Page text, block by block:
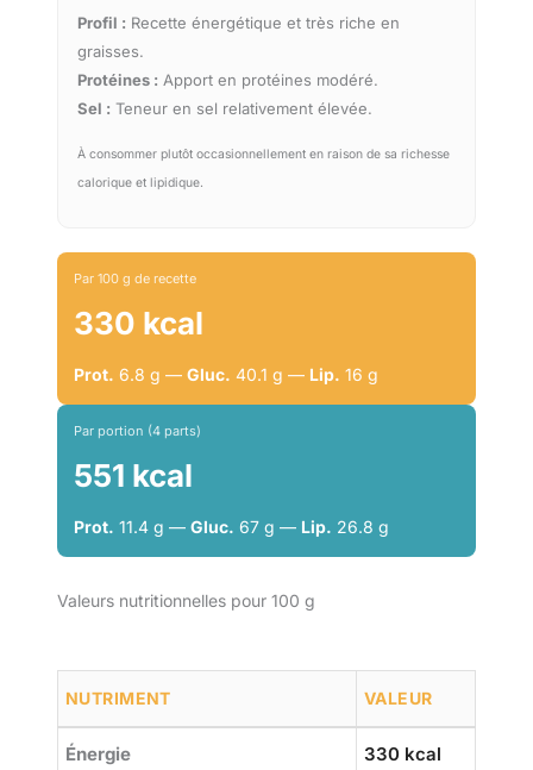
Profil : Recette énergétique et très riche en
graisses.
Protéines : Apport en protéines modéré.
Sel : Teneur en sel relativement élevée.
À consommer plutôt occasionnellement en raison de sa richesse
calorique et lipidique.
Par 100 g de recette
330 kcal
Prot. 6.8 g — Gluc. 40.1 g — Lip. 16 g
Par portion (4 parts)
551 kcal
Prot. 11.4 g — Gluc. 67 g — Lip. 26.8 g
Valeurs nutritionnelles pour 100 g
NUTRIMENT VALEUR
Énergie 330 kcal